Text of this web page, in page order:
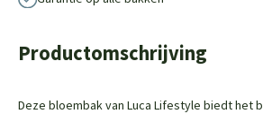
Productomschrijving
Deze bloembak van Luca Lifestyle biedt het